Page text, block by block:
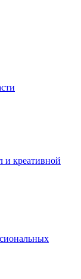
и креативной